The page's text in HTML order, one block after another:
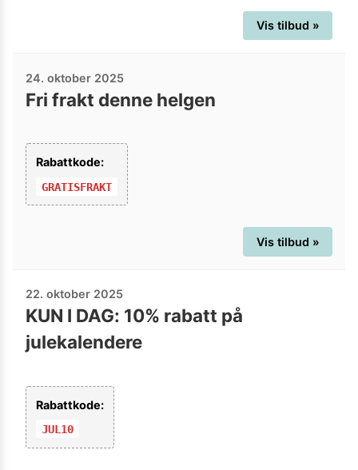
Vis tilbud »
24. oktober 2025
Fri frakt denne helgen
Rabattkode:
GRATISFRAKT
Vis tilbud »
22. oktober 2025
KUN I DAG: 10% rabatt på
julekalendere
Rabattkode:
JUL10